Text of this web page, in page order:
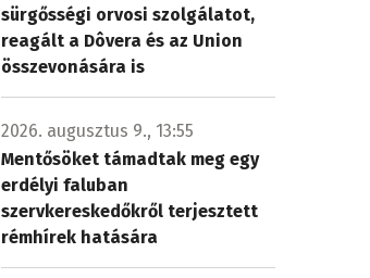
sürgősségi orvosi szolgálatot,
reagált a Dôvera és az Union
összevonására is
2026. augusztus 9., 13:55
Mentősöket támadtak meg egy
erdélyi faluban
szervkereskedőkről terjesztett
rémhírek hatására